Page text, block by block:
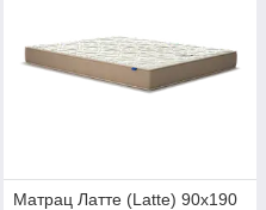
Матрац Латте (Latte) 90х190